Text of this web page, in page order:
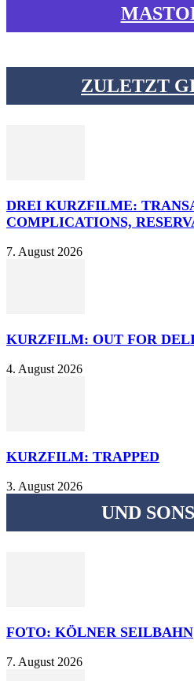
ZULETZT
DREI KURZFILME:
COMPLICATIONS,
7. August 2026
KURZFILM: OUT FOR
4. August 2026
KURZFILM: TRAPPED
3. August 2026
UND
FOTO: KÖLNER SEILBAHN
7. August 2026